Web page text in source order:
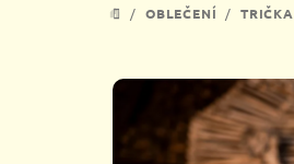
DOMŮ
/ OBLEČENÍ / TRIČKA